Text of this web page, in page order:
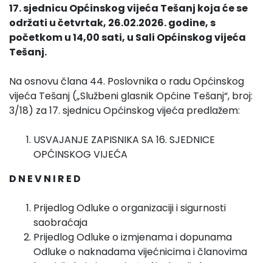
17. sjednicu Općinskog vijeća Tešanj koja će se
održati u četvrtak, 26.02.2026. godine, s
početkom u 14,00 sati, u Sali Općinskog vijeća
Tešanj.
Na osnovu člana 44. Poslovnika o radu Općinskog
vijeća Tešanj („Službeni glasnik Općine Tešanj“, broj:
3/18) za 17. sjednicu Općinskog vijeća predlažem:
USVAJANJE ZAPISNIKA SA 16. SJEDNICE
OPĆINSKOG VIJEĆA
D N E V N I R E D
Prijedlog Odluke o organizaciji i sigurnosti
saobraćaja
Prijedlog Odluke o izmjenama i dopunama
Odluke o naknadama vijećnicima i članovima